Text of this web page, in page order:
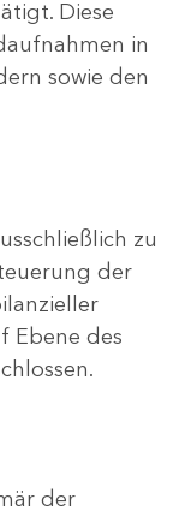
Diese
in
sowie den
zu
der
Ebene des
der